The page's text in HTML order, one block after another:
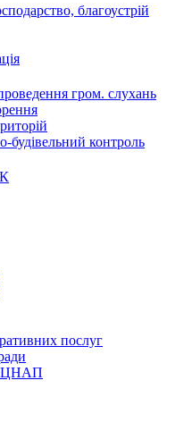
благоустрій
гром. слухань
будівельний контроль
послуг
ЦНАП